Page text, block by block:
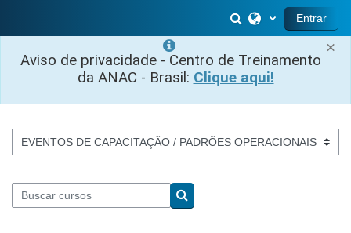
×
Aviso de privacidade - Centro de Treinamento
da ANAC - Brasil: Clique aqui!
Alternar entrada
Entrar
Categorias de Cursos
Buscar cursos
Buscar cursos